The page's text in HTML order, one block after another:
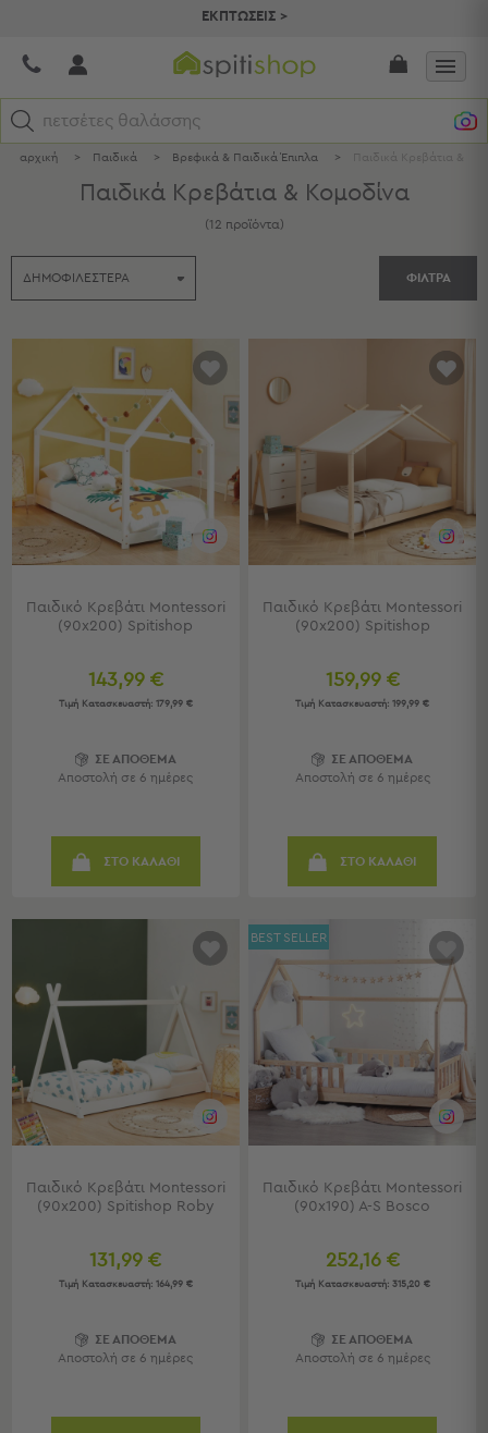
ΕΚΠΤΩΣΕΙΣ >
πετσέτες θαλάσσης
Σεντόνια
Κουβερλί
Χαλιά
Φωτιστικά
Έπιπλα
Διακοσμητικά
Κουζίνας
Μπάνιου
Σπιτιού
Βρεφικά
Δωμάτια
Κρεβατοκάμαρα
Δωμάτιο
Πετσέτες
Παρεό
Πετσέτες
Παρεό
Προβολή
Πετσέτες
Ενηλίκων
Πετσέτες
αρχική > Παιδικά > Βρεφικά & Παιδικά Έπιπλα > Παιδικά Κρεβάτια &
Παιδικά Κρεβάτια & Κομοδίνα
(12 προϊόντα)
ΦΙΛΤΡΑ
Παιδικό Κρεβάτι Montessori
(90x200) Spitishop
143,99 €
Τιμή Κατασκευαστή:179,99 €
ΣΕ ΑΠΟΘΕΜΑ
Αποστολή σε 6 ημέρες
ΣΤΟ ΚΑΛΑΘΙ
Παιδικό Κρεβάτι Montessori
(90x200) Spitishop
159,99 €
Τιμή Κατασκευαστή: 199,99 €
ΣΕ ΑΠΟΘΕΜΑ
Αποστολή σε 6 ημέρες
ΣΤΟ ΚΑΛΑΘΙ
Παιδικό Κρεβάτι Montessori
(90x200) Spitishop Roby
131,99 €
Τιμή Κατασκευαστή:164,99 €
ΣΕ ΑΠΟΘΕΜΑ
Αποστολή σε 6 ημέρες
BEST SELLER
Παιδικό Κρεβάτι Montessori
(90x190) A-S Bosco
252,16 €
Τιμή Κατασκευαστή:315,20 €
ΣΕ ΑΠΟΘΕΜΑ
Αποστολή σε 6 ημέρες